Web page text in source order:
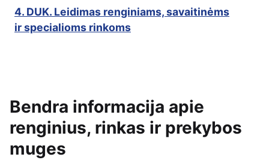
Bendra informacija apie
renginius, rinkas ir prekybos
muges
4. DUK. Leidimas renginiams, savaitinėms
ir specialioms rinkoms